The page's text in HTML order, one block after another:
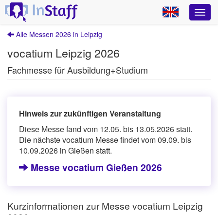
Alle Messen 2026 in Leipzig
vocatium Leipzig 2026
Fachmesse für Ausbildung+Studium
Hinweis zur zukünftigen Veranstaltung
Diese Messe fand vom 12.05. bis 13.05.2026 statt.
Die nächste vocatium Messe findet vom 09.09. bis
10.09.2026 in Gießen statt.
Messe vocatium Gießen 2026
Kurzinformationen zur Messe vocatium Leipzig